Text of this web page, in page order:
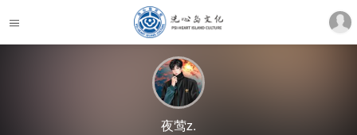
夜莺z.